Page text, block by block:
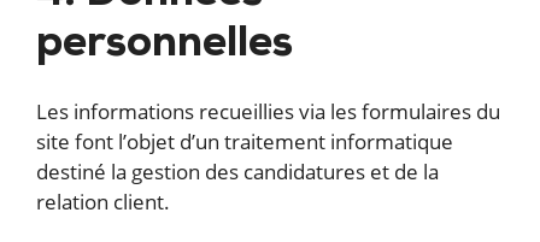
personnelles
Les informations recueillies via les formulaires du
site font l’objet d’un traitement informatique
destiné la gestion des candidatures et de la
relation client.